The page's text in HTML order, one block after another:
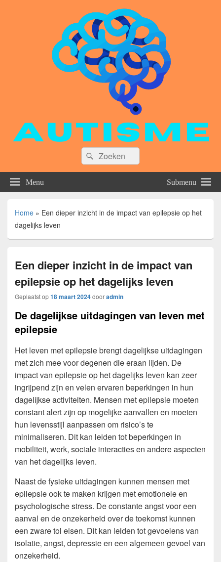
Zoeken
naar:
Zoeken
Menu Submenu
Home » Een dieper inzicht in de impact van epilepsie op het
dagelijks leven
Een dieper inzicht in de impact van
epilepsie op het dagelijks leven
Geplaatst op18 maart 2024dooradmin
De dagelijkse uitdagingen van leven met
epilepsie
Het leven met epilepsie brengt dagelijkse uitdagingen
met zich mee voor degenen die eraan lijden. De
impact van epilepsie op het dagelijks leven kan zeer
ingrijpend zijn en velen ervaren beperkingen in hun
dagelijkse activiteiten. Mensen met epilepsie moeten
constant alert zijn op mogelijke aanvallen en moeten
hun levensstijl aanpassen om risico’s te
minimaliseren. Dit kan leiden tot beperkingen in
mobiliteit, werk, sociale interacties en andere aspecten
van het dagelijks leven.
Naast de fysieke uitdagingen kunnen mensen met
epilepsie ook te maken krijgen met emotionele en
psychologische stress. De constante angst voor een
aanval en de onzekerheid over de toekomst kunnen
een zware tol eisen. Dit kan leiden tot gevoelens van
isolatie, angst, depressie en een algemeen gevoel van
onzekerheid.